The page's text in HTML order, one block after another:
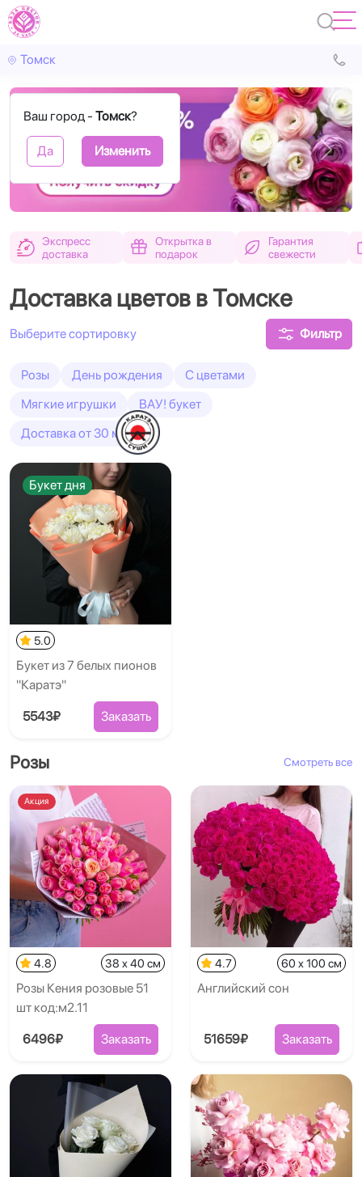
Томск
Ваш город - Томск?
Да Изменить
Назад
Экспресс
доставка
Открытка в
подарок
Гарантия
свежести
Доставка цветов в Томске
Фильтр
Розы День рождения
С цветами
Мягкие игрушки
ВАУ! букет
Доставка от 30 минут
Букет дня
5.0
Букет из 7 белых пионов
"Каратэ"
5543₽ Заказать
Розы Смотреть все
Акция
4.8 38 x 40 см
Розы Кения розовые 51
шт код:м2.11
6496₽ Заказать
4.7 60 x 100 см
Английский сон
51659₽ Заказать